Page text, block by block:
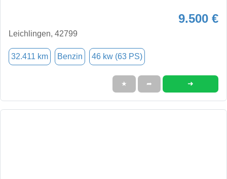
9.500 €
Leichlingen, 42799
32.411 km Benzin 46 kw (63 PS)
★ ➦ ➜